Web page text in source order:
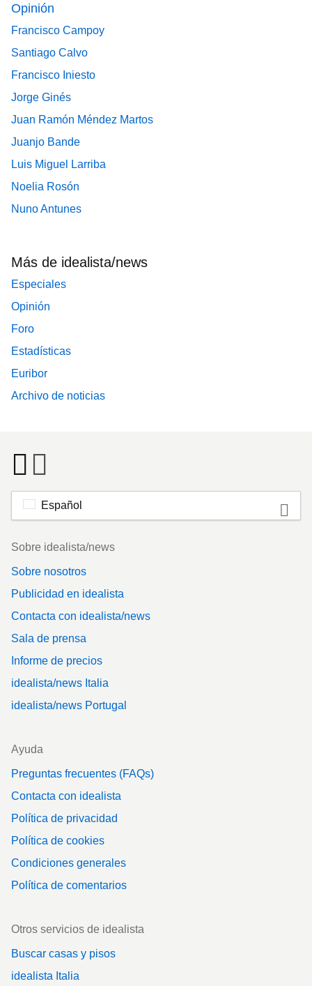
Opinión
Francisco Campoy
Santiago Calvo
Francisco Iniesto
Jorge Ginés
Juan Ramón Méndez Martos
Juanjo Bande
Luis Miguel Larriba
Noelia Rosón
Nuno Antunes
Más de idealista/news
Especiales
Opinión
Foro
Estadísticas
Euribor
Archivo de noticias
Español
Footer
Sobre idealista/news
Sobre nosotros
Publicidad en idealista
Contacta con idealista/news
Sala de prensa
Informe de precios
idealista/news Italia
idealista/news Portugal
Ayuda
Preguntas frecuentes (FAQs)
Contacta con idealista
Política de privacidad
Política de cookies
Condiciones generales
Política de comentarios
Otros servicios de idealista
Buscar casas y pisos
idealista Italia